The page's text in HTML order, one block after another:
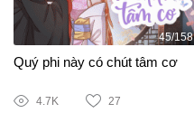
45/158
Quý phi này có chút tâm cơ
4.7K 27